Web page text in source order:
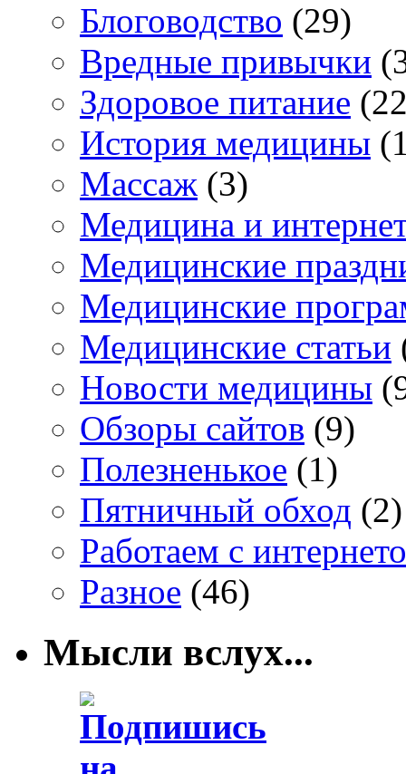
Блоговодство (29)
Вредные привычки
Здоровое питание
История медицины
Массаж (3)
Медицина и
Медицинские
Медицинские
Медицинские статьи
Новости медицины
Обзоры сайтов (9)
Полезненькое (1)
Пятничный обход (2)
Работаем с
Разное (46)
Мысли вслух...